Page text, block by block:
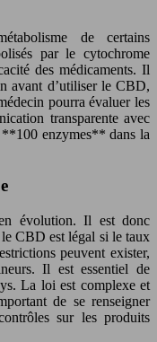
de certains
par le cytochrome
des médicaments. Il
avant d’utiliser le CBD,
pourra évaluer les
transparente avec
**100 enzymes** dans la
évolution. Il est donc
CBD est légal si le taux
peuvent exister,
Il est essentiel de
La loi est complexe et
de se renseigner
sur les produits